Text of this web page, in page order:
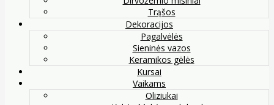
Trąšos
Dekoracijos
Pagalvėlės
Sieninės vazos
Keramikos gėlės
Kursai
Vaikams
Oliziukai